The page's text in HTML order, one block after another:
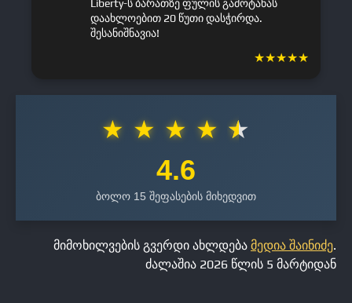
Liberty-ს ბარათზე ფულის გამოტანას
დაახლოებით 20 წუთი დასჭირდა.
შესანიშნავია!
★★★★★
★ ★ ★ ★ ★
4.6
ბოლო 15 შეფასების მიხედვით
მიმოხილვების გვერდი ახლდება მედია შაინიძე.
ძალაშია 2026 წლის 5 მარტიდან